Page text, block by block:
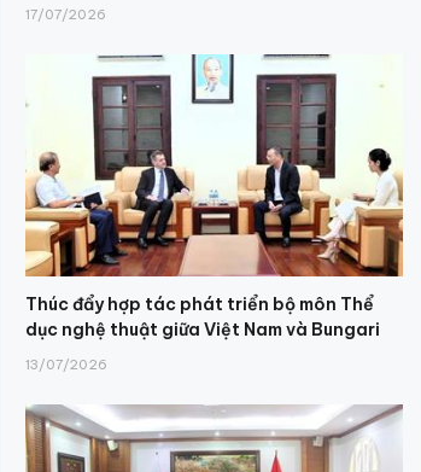
17/07/2026
Thúc đẩy hợp tác phát triển bộ môn Thể
dục nghệ thuật giữa Việt Nam và Bungari
13/07/2026